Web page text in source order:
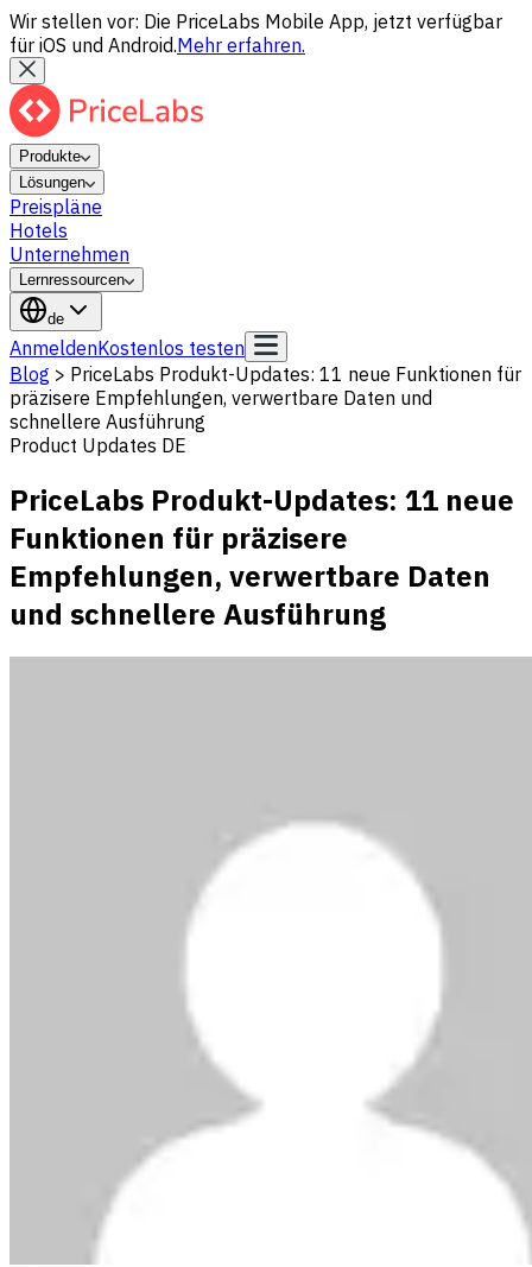
Wir stellen vor: Die PriceLabs Mobile App, jetzt verfügbar
für iOS und Android.Mehr erfahren.
Produkte
Lösungen
Preispläne
Hotels
Unternehmen
Lernressourcen
de
AnmeldenKostenlos testen
Blog > PriceLabs Produkt-Updates: 11 neue Funktionen für
präzisere Empfehlungen, verwertbare Daten und
schnellere Ausführung
Product Updates DE
PriceLabs Produkt-Updates: 11 neue
Funktionen für präzisere
Empfehlungen, verwertbare Daten
und schnellere Ausführung